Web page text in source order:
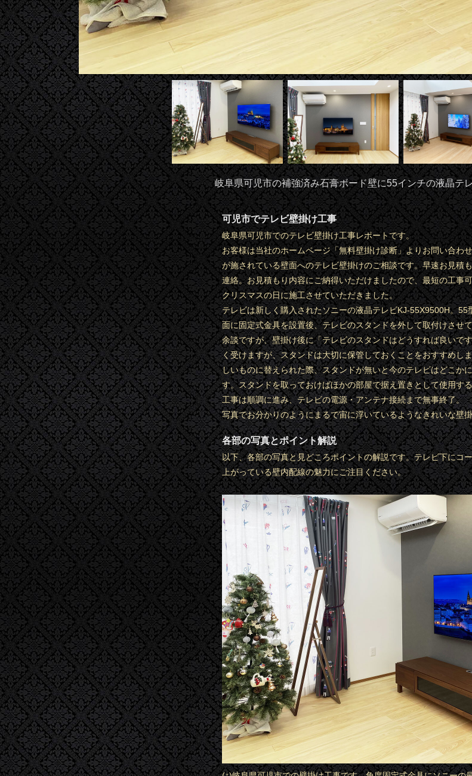
岐阜県可児市の補強済み石膏ボード壁に55インチの液晶テ
可児市でテレビ壁掛け工事
岐阜県可児市でのテレビ壁掛け工事レポートです。
お客様は当社のホームページ「無料壁掛け診断」よりお問い合わ
が施されている壁面へのテレビ壁掛けのご相談です。早速お見積
連絡。お見積もり内容にご納得いただけましたので、最短の工事
クリスマスの日に施工させていただきました。
テレビは新しく購入されたソニーの液晶テレビKJ-55X9500H。55
面に固定式金具を設置後、テレビのスタンドを外して取付けさせ
余談ですが、壁掛け後に「テレビのスタンドはどうすれば良いで
く受けますが、スタンドは大切に保管しておくことをおすすめし
しいものに替えられた際、スタンドが無いと今のテレビはどこか
す。スタンドを取っておけばほかの部屋で据え置きとして使用す
工事は順調に進み、テレビの電源・アンテナ接続まで無事終了。
写真でお分かりのようにまるで宙に浮いているようなきれいな壁
各部の写真とポイント解説
以下、各部の写真と見どころポイントの解説です。テレビ下にコ
上がっている壁内配線の魅力にご注目ください。